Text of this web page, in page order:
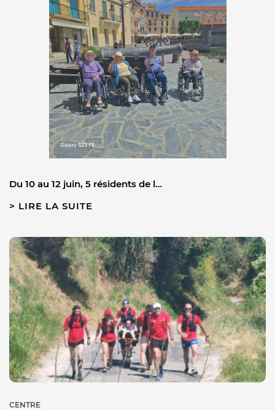
Du 10 au 12 juin, 5 résidents de l…
LIRE LA SUITE
CENTRE